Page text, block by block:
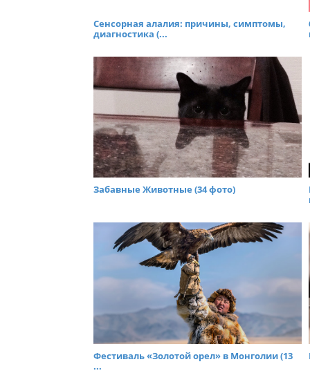
Сенсорная алалия: причины, симптомы,
диагностика (...
Забавные Животные (34 фото)
Фестиваль «Золотой орел» в Монголии (13
...